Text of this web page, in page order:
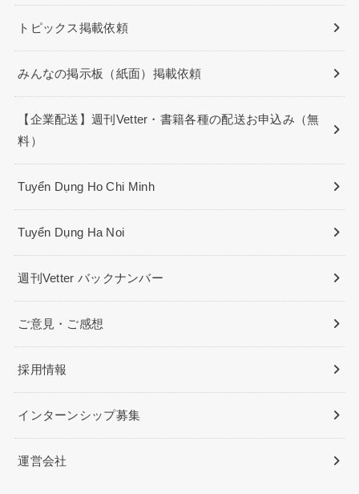
トピックス掲載依頼
みんなの掲示板（紙面）掲載依頼
【企業配送】週刊Vetter・書籍各種の配送お申込み（無
料）
Tuyển Dụng Ho Chi Minh
Tuyển Dụng Ha Noi
週刊Vetter バックナンバー
ご意見・ご感想
採用情報
インターンシップ募集
運営会社